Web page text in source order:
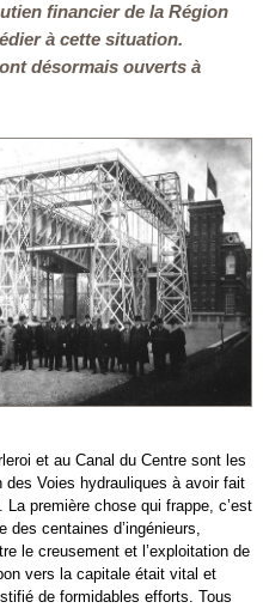
financier de la Région
à cette situation.
désormais ouverts à
et au Canal du Centre sont les
des Voies hydrauliques à avoir fait
La première chose qui frappe, c’est
des centaines d’ingénieurs,
le creusement et l’exploitation de
vers la capitale était vital et
de formidables efforts. Tous